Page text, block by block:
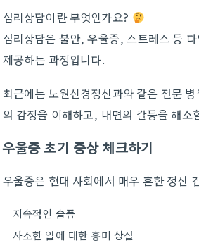
심리상담이란 무엇인가요?
심리상담은 불안, 우울증, 스트레스 등
제공하는 과정입니다.
최근에는 노원신경정신과와 같은 전문
의 감정을 이해하고, 내면의 갈등을 해소
우울증 초기 증상 체크하기
우울증은 현대 사회에서 매우 흔한 정신
지속적인 슬픔
사소한 일에 대한 흥미 상실